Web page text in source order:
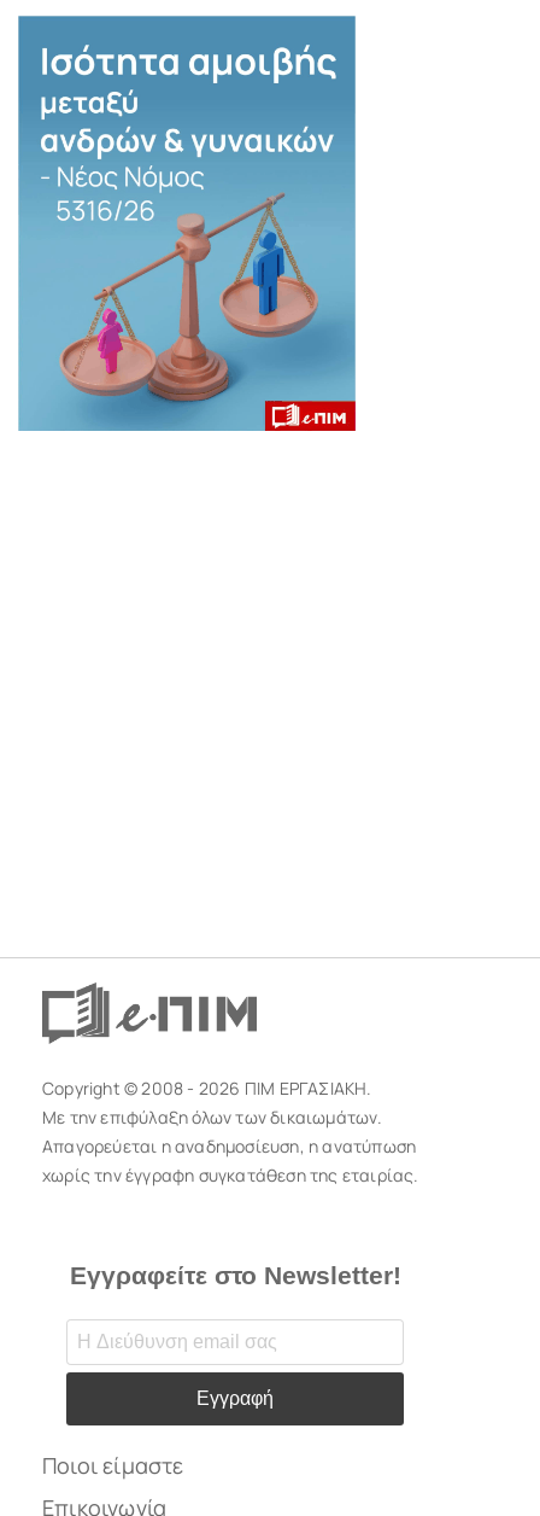
Copyright © 2008 - 2026 ΠΙΜ ΕΡΓΑΣΙΑΚΗ.
Με την επιφύλαξη όλων των δικαιωμάτων.
Απαγορεύεται η αναδημοσίευση, η ανατύπωση
χωρίς την έγγραφη συγκατάθεση της εταιρίας.
Εγγραφείτε στο Newsletter!
Εγγραφή
Ποιοι είμαστε
Επικοινωνία